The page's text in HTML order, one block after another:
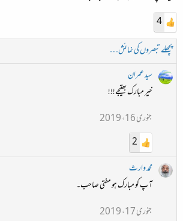
4
پچھلے تبصروں کی نمائش…
سید عمران
خیر مبارک بھتیجے!!!
جنوری 16، 2019
2
محمد وارث
آپ کو مبارک ہو مفتی صاحب۔
جنوری 17، 2019